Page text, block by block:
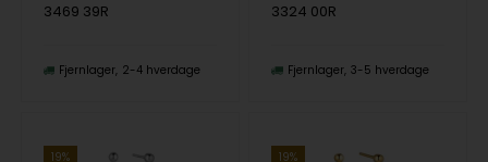
3469 39R
Fjernlager 2-4 hverdage
3324 00R
Fjernlager 3-5 hverdage
19% 19%